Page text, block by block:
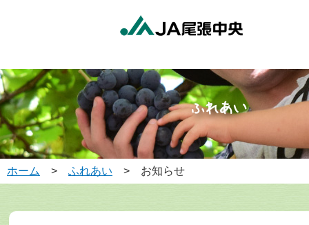
ホーム > ふれあい > お知らせ